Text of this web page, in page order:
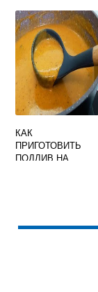
КАК
ПРИГОТОВИТЬ
ПОДЛИВ НА